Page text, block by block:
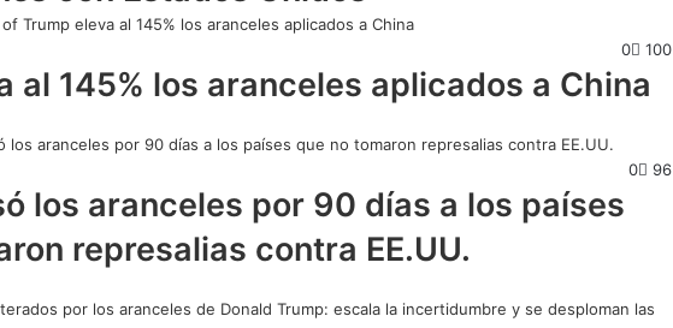
0 100
al 145% los aranceles aplicados a China
0 96
los aranceles por 90 días a los países
represalias contra EE.UU.